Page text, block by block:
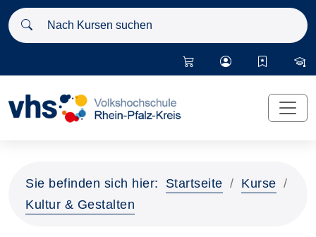
Nach Kursen suchen
Sie befinden sich hier: Startseite
Kurse
Kultur & Gestalten